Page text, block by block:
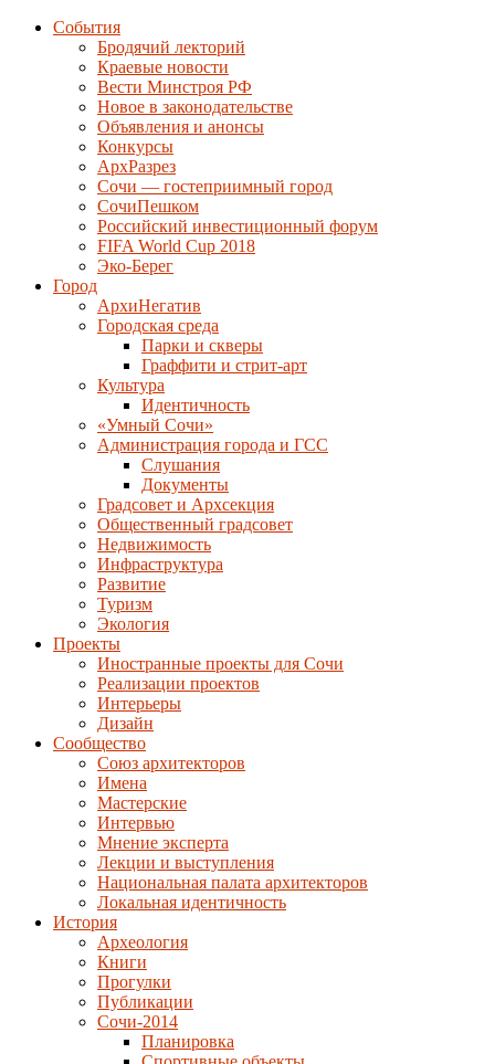
События
Бродячий лекторий
Краевые новости
Вести Минстроя РФ
Новое в законодательстве
Объявления и анонсы
Конкурсы
АрхРазрез
Сочи — гостеприимный город
СочиПешком
Российский инвестиционный форум
FIFA World Cup 2018
Эко-Берег
Город
АрхиНегатив
Городская среда
Парки и скверы
Граффити и стрит-арт
Культура
Идентичность
«Умный Сочи»
Администрация города и ГСС
Слушания
Документы
Градсовет и Архсекция
Общественный градсовет
Недвижимость
Инфраструктура
Развитие
Туризм
Экология
Проекты
Иностранные проекты для Сочи
Реализации проектов
Интерьеры
Дизайн
Сообщество
Союз архитекторов
Имена
Мастерские
Интервью
Мнение эксперта
Лекции и выступления
Национальная палата архитекторов
Локальная идентичность
История
Археология
Книги
Прогулки
Публикации
Сочи-2014
Планировка